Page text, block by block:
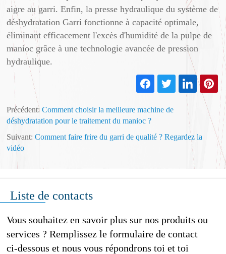
aigre au garri. Enfin, la presse hydraulique du système de
déshydratation Garri fonctionne à capacité optimale,
éliminant efficacement l'excès d'humidité de la pulpe de
manioc grâce à une technologie avancée de pression
hydraulique.
Précédent:Comment choisir la meilleure machine de
déshydratation pour le traitement du manioc ?
Suivant:Comment faire frire du garri de qualité ? Regardez la
vidéo
Liste de contacts
Vous souhaitez en savoir plus sur nos produits ou
services ? Remplissez le formulaire de contact
ci-dessous et nous vous répondrons toi et toi